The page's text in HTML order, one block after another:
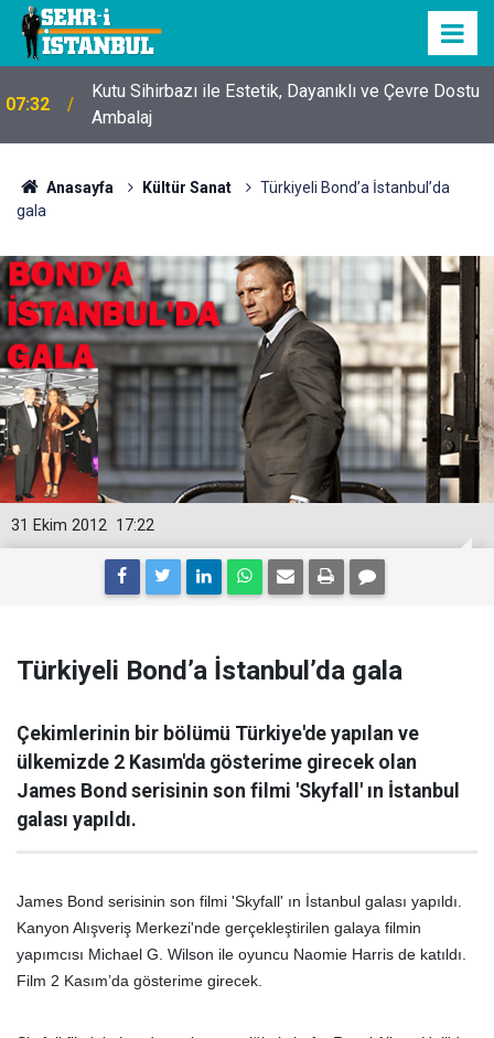
07:32
Kutu Sihirbazı ile Estetik, Dayanıklı ve Çevre Dostu
Ambalaj
Anasayfa Kültür Sanat
Türkiyeli Bond’a İstanbul’da
gala
17:22
31 Ekim 2012
Türkiyeli Bond’a İstanbul’da gala
Çekimlerinin bir bölümü Türkiye'de yapılan ve
ülkemizde 2 Kasım'da gösterime girecek olan
James Bond serisinin son filmi 'Skyfall' ın İstanbul
galası yapıldı.
James Bond serisinin son filmi 'Skyfall' ın İstanbul galası yapıldı.
Kanyon Alışveriş Merkezi'nde gerçekleştirilen galaya filmin
yapımcısı Michael G. Wilson ile oyuncu Naomie Harris de katıldı.
Film 2 Kasım’da gösterime girecek.